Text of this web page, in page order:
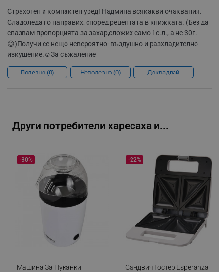
Страхотен и компактен уред! Надмина всякакви очаквания.
Сладоледа го направих, според рецептата в книжката. (Без да
спазвам пропорцията за захар,сложих само 1с.л., а не 30г.
😉)Получи се нещо невероятно- въздушно и разхладително
изкушение.☺️За съжаление
Полезно 0 Неполезно 0 Докладвай
Други потребители харесаха и...
Машина За Пуканки
-30%
Сандвич Тостер Esperanza
-22%
segmentifyExtension .alleop.bg
rlv_h_fbp
.alleop.bg
rlv_
.alleop.bg
rlv_mode
rlv_p
.alleop.bg
.alleop.bg
.alleop.bg
rlv_iv
.alleop.bg